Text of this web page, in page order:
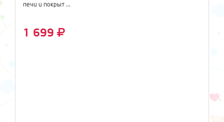
печи и покрыт ...
1 699